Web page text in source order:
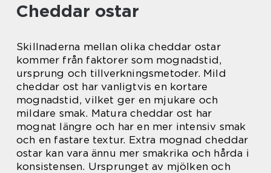
Cheddar ostar
Skillnaderna mellan olika cheddar ostar
kommer från faktorer som mognadstid,
ursprung och tillverkningsmetoder. Mild
cheddar ost har vanligtvis en kortare
mognadstid, vilket ger en mjukare och
mildare smak. Matura cheddar ost har
mognat längre och har en mer intensiv smak
och en fastare textur. Extra mognad cheddar
ostar kan vara ännu mer smakrika och hårda i
konsistensen. Ursprunget av mjölken och